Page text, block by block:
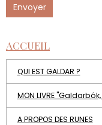
Envoyer
ACCUEIL
QUI EST GALDAR ?
MON LIVRE
A PROPOS DES RUNES